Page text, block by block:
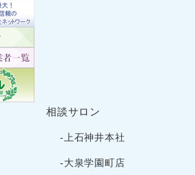
相談サロン
-上石神井本社
-大泉学園町店